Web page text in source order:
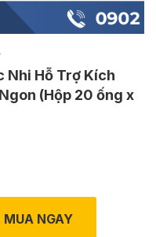
Nhi Hỗ Trợ Kích
(Hộp 20 ống x
MUA NGAY